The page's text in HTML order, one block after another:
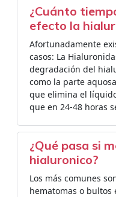
¿Cuánto
efecto la
Afortunadamente
casos: La
degradación del
como la parte
que elimina el
que en 24-48 horas
¿Qué pasa si
hialuronico?
Los más comunes
hematomas o bultos